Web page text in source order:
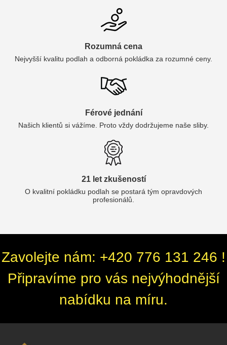
Rozumná cena
Nejvyšší kvalitu podlah a odborná pokládka za rozumné ceny.
Férové jednání
Našich klientů si vážíme. Proto vždy dodržujeme naše sliby.
21 let zkušeností
O kvalitní pokládku podlah se postará tým opravdových
profesionálů.
Zavolejte nám: +420 776 131 246 !
Připravíme pro vás nejvýhodnější
nabídku na míru.